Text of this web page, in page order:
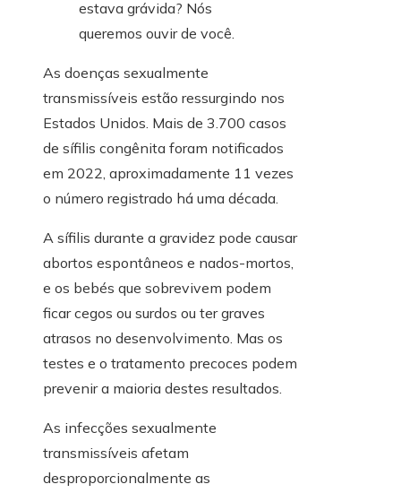
As doenças sexualmente
transmissíveis estão ressurgindo nos
Estados Unidos. Mais de 3.700 casos
de sífilis congênita foram notificados
em 2022, aproximadamente 11 vezes
o número registrado há uma década.
A sífilis durante a gravidez pode causar
abortos espontâneos e nados-mortos,
e os bebés que sobrevivem podem
ficar cegos ou surdos ou ter graves
atrasos no desenvolvimento. Mas os
testes e o tratamento precoces podem
prevenir a maioria destes resultados.
As infecções sexualmente
transmissíveis afetam
desproporcionalmente as